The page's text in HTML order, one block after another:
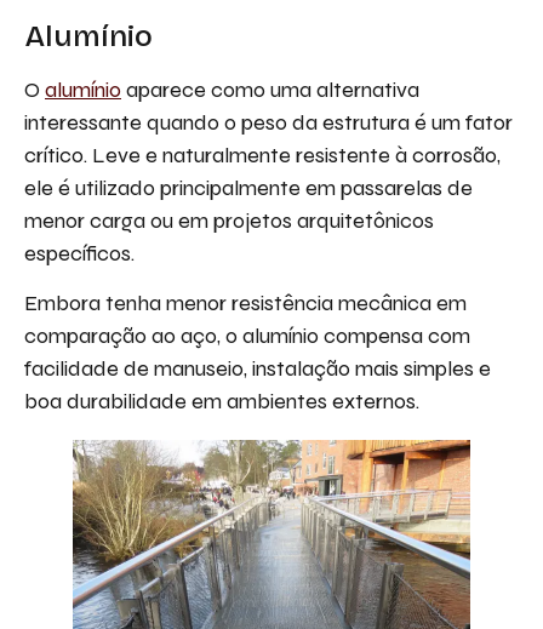
Alumínio
O alumínioaparece como uma alternativa
interessante quando o peso da estrutura é um fator
crítico. Leve e naturalmente resistente à corrosão,
ele é utilizado principalmente em passarelas de
menor carga ou em projetos arquitetônicos
específicos.
Embora tenha menor resistência mecânica em
comparação ao aço, o alumínio compensa com
facilidade de manuseio, instalação mais simples e
boa durabilidade em ambientes externos.